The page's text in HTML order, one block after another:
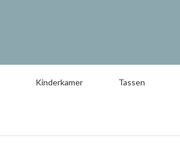
Kinderkamer Tassen